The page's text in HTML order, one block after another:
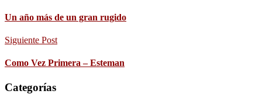
Un año más de un gran rugido
Siguiente Post
Como Vez Primera – Esteman
Categorías